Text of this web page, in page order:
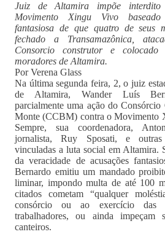
Juiz de Altamira impõe
Movimento Xingu Vivo
fantasiosa de que quatro de seus
fechado a Transamazônica,
Consorcio construtor e
moradores de Altamira.
Por Verena Glass
Na última segunda feira, 2, o juiz
de Altamira, Wander Luís
parcialmente uma ação do
Monte (CCBM) contra o Movimento
Sempre, sua coordenadora,
jornalista, Ruy Sposati, e outras
vinculadas a luta social em Altamira.
da veracidade de acusações
Bernardo emitiu um mandado
liminar, impondo multa de até 100
citados cometam “qualquer
consórcio ou ao exercício das
trabalhadores, ou ainda impeçam
canteiros.